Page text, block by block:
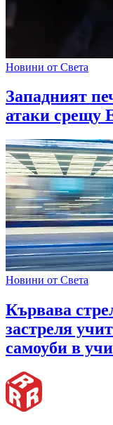
Новини от Света
Западният
атаки срещу
Новини от Света
Кървава
застреля
самоуби в